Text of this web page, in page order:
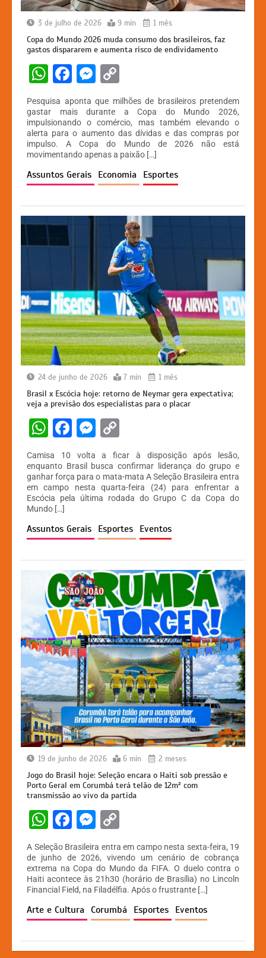
3 de julho de 2026 9 min 1 mês
Copa do Mundo 2026 muda consumo dos brasileiros, faz
gastos dispararem e aumenta risco de endividamento
W
h
at
s
A
p
p
F
c
e
b
o
o
k
M
s
s
e
n
g
er
o
p
y
Li
n
k
Pesquisa aponta que milhões de brasileiros pretendem
gastar mais durante a Copa do Mundo 2026,
impulsionando o comércio, mas também elevando o
alerta para o aumento das dívidas e das compras por
impulso. A Copa do Mundo de 2026 não está
movimentando apenas a paixão […]
Assuntos Gerais Economia Esportes
24 de junho de 2026 7 min 1 mês
Brasil x Escócia hoje: retorno de Neymar gera expectativa;
veja a previsão dos especialistas para o placar
W
at
s
A
p
p
F
c
e
b
o
o
k
M
s
s
e
n
g
er
p
y
Li
n
k
Camisa 10 volta a ficar à disposição após lesão,
enquanto Brasil busca confirmar liderança do grupo e
ganhar força para o mata-mata A Seleção Brasileira entra
em campo nesta quarta-feira (24) para enfrentar a
Escócia pela última rodada do Grupo C da Copa do
Mundo […]
Assuntos Gerais Esportes Eventos
19 de junho de 2026 6 min 2 meses
Jogo do Brasil hoje: Seleção encara o Haiti sob pressão e
Porto Geral em Corumbá terá telão de 12m² com
transmissão ao vivo da partida
W
h
at
s
A
p
F
c
e
b
o
k
M
s
s
e
n
er
p
y
Li
n
A Seleção Brasileira entra em campo nesta sexta-feira, 19
de junho de 2026, vivendo um cenário de cobrança
extrema na Copa do Mundo da FIFA. O duelo contra o
Haiti acontece às 21h30 (horário de Brasília) no Lincoln
Financial Field, na Filadélfia. Após o frustrante […]
Arte e Cultura Corumbá Esportes Eventos